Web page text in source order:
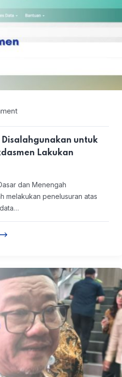
Disalahgunakan untuk
Lakukan
dan Menengah
melakukan penelusuran atas